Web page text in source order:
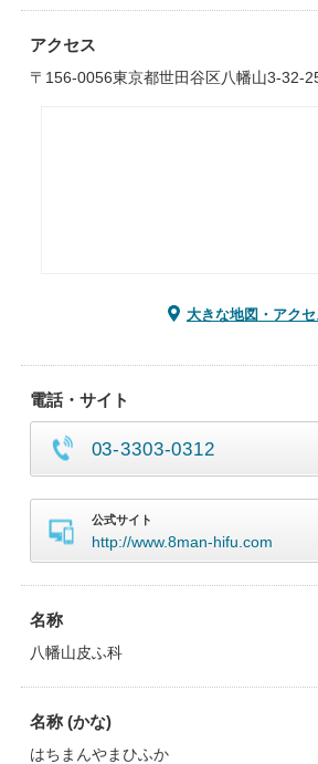
アクセス
〒156-0056東京都世田谷区八幡山3-32-
大きな地図・アクセ
電話・サイト
03-3303-0312
公式サイト
http://www.8man-hifu.com
名称
八幡山皮ふ科
名称 (かな)
はちまんやまひふか